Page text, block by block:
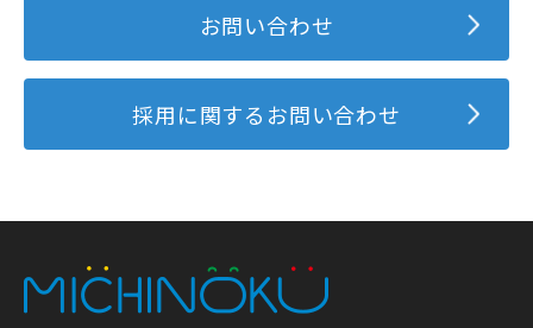
お問い合わせ
採用に関するお問い合わせ